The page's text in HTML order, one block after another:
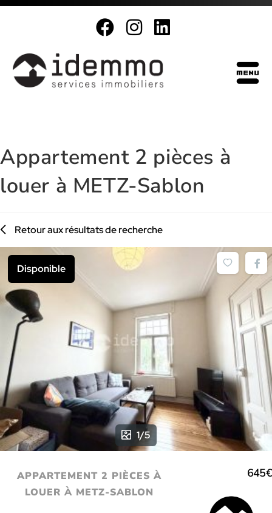
Appartement 2 pièces à
louer à METZ-Sablon
Retour aux résultats de recherche
Disponible
1/5
APPARTEMENT 2 PIÈCES À
LOUER À METZ-SABLON
645€